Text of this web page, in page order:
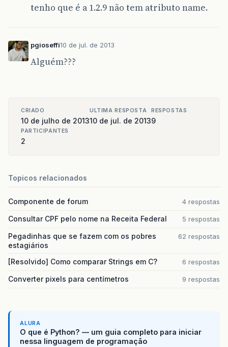
tenho que é a 1.2.9 não tem atributo name.
pgioseffi10 de jul. de 2013
Alguém???
CRIADO
10 de julho de 2013
ULTIMA RESPOSTA
10 de jul. de 2013
RESPOSTAS
9
PARTICIPANTES
2
Topicos relacionados
Componente de forum 4 respostas
Consultar CPF pelo nome na Receita Federal 5 respostas
Pegadinhas que se fazem com os pobres
estagiários
62 respostas
[Resolvido] Como comparar Strings em C? 6 respostas
Converter pixels para centímetros 9 respostas
ALURA
O que é Python? — um guia completo para iniciar
nessa linguagem de programação